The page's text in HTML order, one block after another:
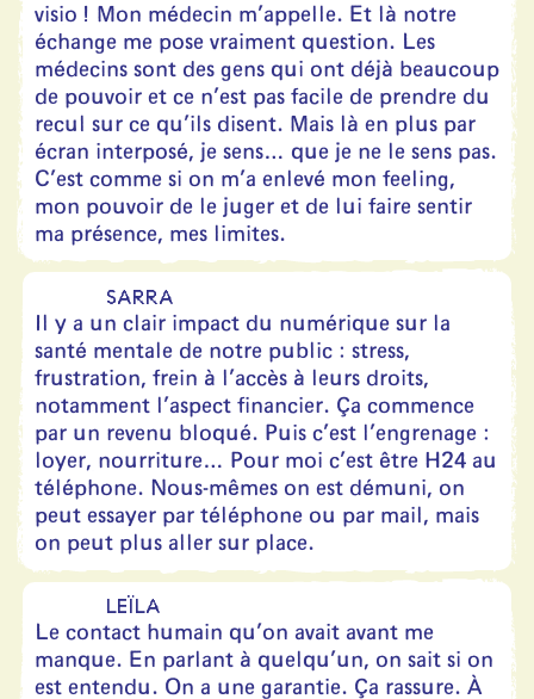
visio ! Mon médecin m’appelle. Et là notre
échange me pose vraiment question. Les
médecins sont des gens qui ont déjà beaucoup
de pouvoir et ce n’est pas facile de prendre du
recul sur ce qu’ils disent. Mais là en plus par
écran interposé, je sens… que je ne le sens pas.
C’est comme si on m’a enlevé mon feeling,
mon pouvoir de le juger et de lui faire sentir
ma présence, mes limites.
SARRA
Il y a un clair impact du numérique sur la
santé mentale de notre public : stress,
frustration, frein à l’accès à leurs droits,
notamment l’aspect financier. Ça commence
par un revenu bloqué. Puis c’est l’engrenage :
loyer, nourriture… Pour moi c’est être H24 au
téléphone. Nous-mêmes on est démuni, on
peut essayer par téléphone ou par mail, mais
on peut plus aller sur place.
LEÏLA
Le contact humain qu’on avait avant me
manque. En parlant à quelqu’un, on sait si on
est entendu. On a une garantie. Ça rassure. À